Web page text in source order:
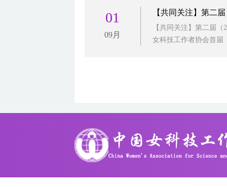
01
09月
【共同关注】第二
【共同关注】第二届
女科技工作者协会首届